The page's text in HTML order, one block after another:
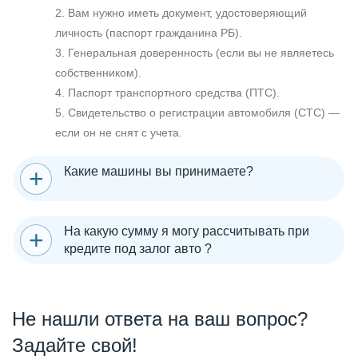
2. Вам нужно иметь документ, удостоверяющий
личность (паспорт гражданина РБ).
3. Генеральная доверенность (если вы не являетесь
собственником).
4. Паспорт транспортного средства (ПТС).
5. Свидетельство о регистрации автомобиля (СТС) —
если он не снят с учета.
Какие машины вы принимаете?
На какую сумму я могу рассчитывать при
кредите под залог авто ?
Не нашли ответа на ваш вопрос?
Задайте свой!